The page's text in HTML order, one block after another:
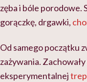
zęba i bóle porodowe.
gorączkę, drgawki,
Od samego początku
zażywania.
eksperymentalnej